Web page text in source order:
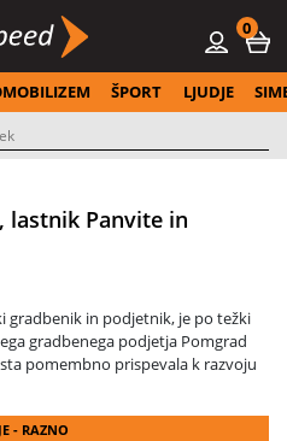
0
ŠPORT LJUDJE
lastnik Panvite in
gradbenik in podjetnik, je po težki
gradbenega podjetja Pomgrad
pomembno prispevala k razvoju
- RAZNO